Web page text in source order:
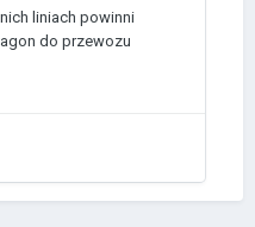
liniach powinni
do przewozu